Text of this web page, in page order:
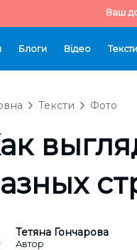
Ваш
Блоги Відео Тексти
Тексти Фото
Тетяна Гончарова
Автор